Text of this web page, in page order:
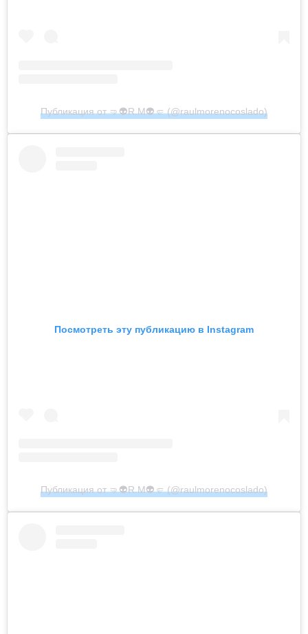
Публикация от 🤜👽R.M👽🤛 (@raulmorenocoslado)
Посмотреть эту публикацию в Instagram
Публикация от 🤜👽R.M👽🤛 (@raulmorenocoslado)